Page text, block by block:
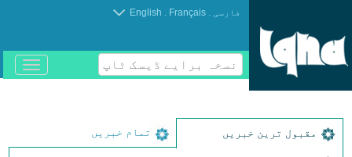
فارسی .
Français
.
English
نسخہ برایے ڈیسک ٹاپ
باز
و
مقبول ترین خبریں تمام خبریں